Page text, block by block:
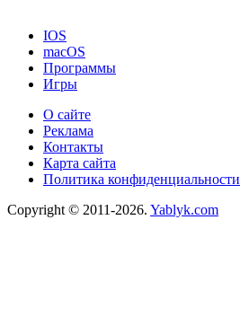
IOS
macOS
Программы
Игры
О сайте
Реклама
Контакты
Карта сайта
Политика конфиденциальности
Copyright © 2011-2026. Yablyk.сom